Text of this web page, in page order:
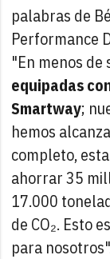
palabras de
Performance
"En menos de
equipadas
Smartway;
hemos
completo,
ahorrar 35
17.000
de CO₂. Esto
para